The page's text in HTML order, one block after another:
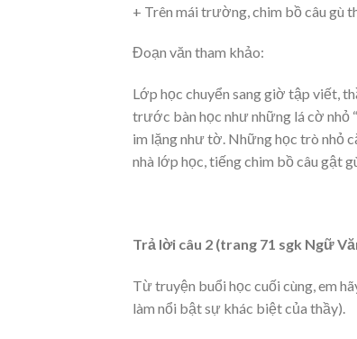
+ Trên mái trường, chim bồ câu gù
Đoạn văn tham khảo:
Lớp học chuyển sang giờ tập viết,
trước bàn học như những lá cờ nhỏ
im lặng như tờ. Những học trò nhỏ
nhà lớp học, tiếng chim bồ câu gật
Trả lời câu 2 (trang 71 sgk Ngữ
Từ truyện buổi học cuối cùng, em
làm nổi bật sự khác biệt của thầy).